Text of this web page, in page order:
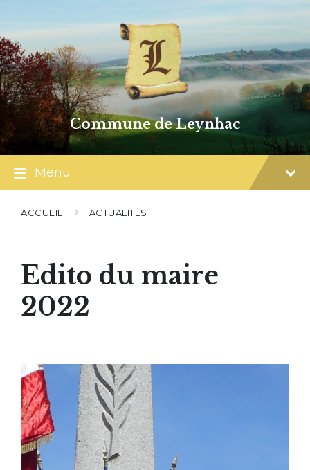
content
main
navigation
footer
Commune de Leynhac
Menu
ACCUEIL ACTUALITÉS
Edito du maire
2022